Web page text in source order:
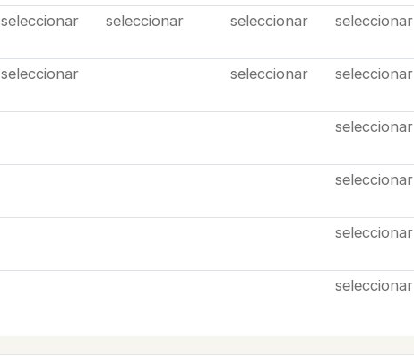
seleccionar seleccionar seleccionar seleccionar
seleccionar seleccionar seleccionar
seleccionar
seleccionar
seleccionar
seleccionar